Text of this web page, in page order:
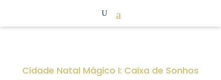
Cidade Natal Mágico I: Caixa de Sonhos